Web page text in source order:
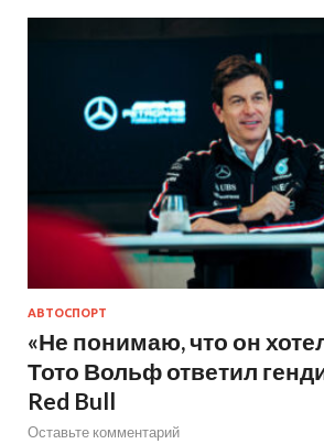
АВТОСПОРТ
«Не понимаю, что он
Тото Вольф ответил
Red Bull
Оставьте комментарий